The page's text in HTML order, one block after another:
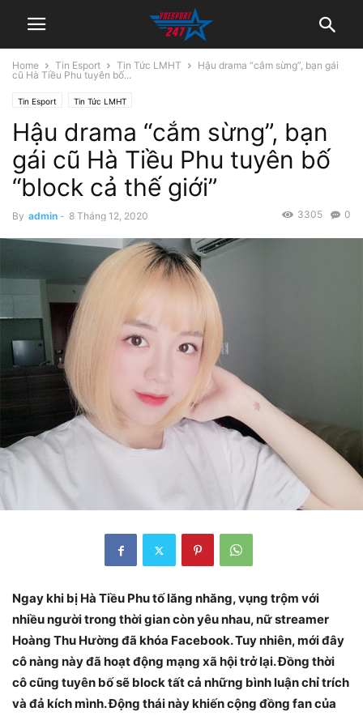
Home Tin Esport Tin Tức LMHT
Hậu drama “cắm sừng”, bạn gái
cũ Hà Tiều Phu tuyên bố...
Tin Esport Tin Tức LMHT
Hậu drama “cắm sừng”, bạn
gái cũ Hà Tiều Phu tuyên bố
“block cả thế giới”
By admin - 8 Tháng 12, 2020 0
3305
Ngay khi bị Hà Tiều Phu tố lăng nhăng, vụng trộm với
nhiều người trong thời gian còn yêu nhau, nữ streamer
Hoàng Thu Hường đã khóa Facebook. Tuy nhiên, mới đây
cô nàng này đã hoạt động mạng xã hội trở lại. Đồng thời
cô cũng tuyên bố sẽ block tất cả những bình luận chỉ trích
và đả kích mình. Động thái này khiến cộng đồng fan của